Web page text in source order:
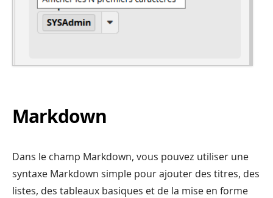
Markdown
Dans le champ Markdown, vous pouvez utiliser une
syntaxe Markdown simple pour ajouter des titres, des
listes, des tableaux basiques et de la mise en forme